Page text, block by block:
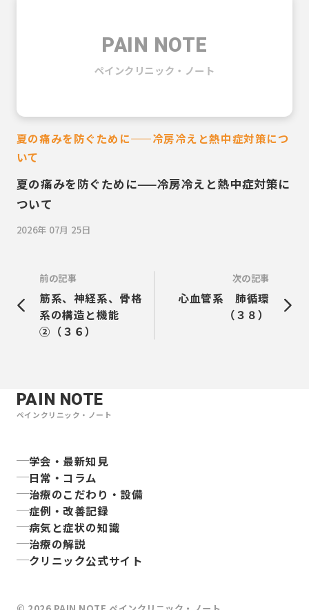
夏の痛みを防ぐために——冷房冷えと熱中症対策につ
いて
夏の痛みを防ぐために——冷房冷えと熱中症対策に
ついて
2026年 07月 25日
PAIN NOTE
ペインクリニック・ノート
前の記事
筋系、神経系、骨格
系の構造と機能
②（３６）
次の記事
心血管系 肺循環
（３８）
PAIN NOTE
ペインクリニック・ノート
学会・最新知見
日常・コラム
治療のこだわり・設備
症例・改善記録
病気と症状の知識
治療の解説
クリニック公式サイト